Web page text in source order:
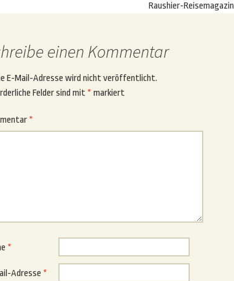
Raushier-Reisemagazin
einen Kommentar
E-Mail-Adresse wird nicht veröffentlicht.
Felder sind mit * markiert
*
*
Adresse *